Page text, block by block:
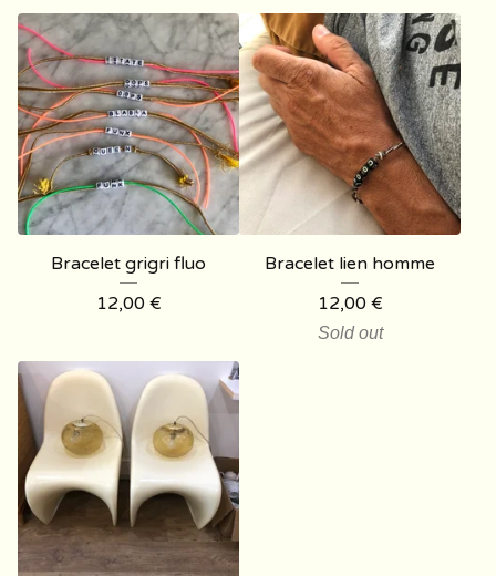
Bracelet grigri fluo
12,00 €
Bracelet lien homme
12,00 €
Sold out